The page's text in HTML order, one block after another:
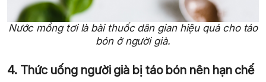
Nước mồng tơi là bài thuốc dân gian hiệu quả cho táo
bón ở người già.
4. Thức uống người già bị táo bón nên hạn chế